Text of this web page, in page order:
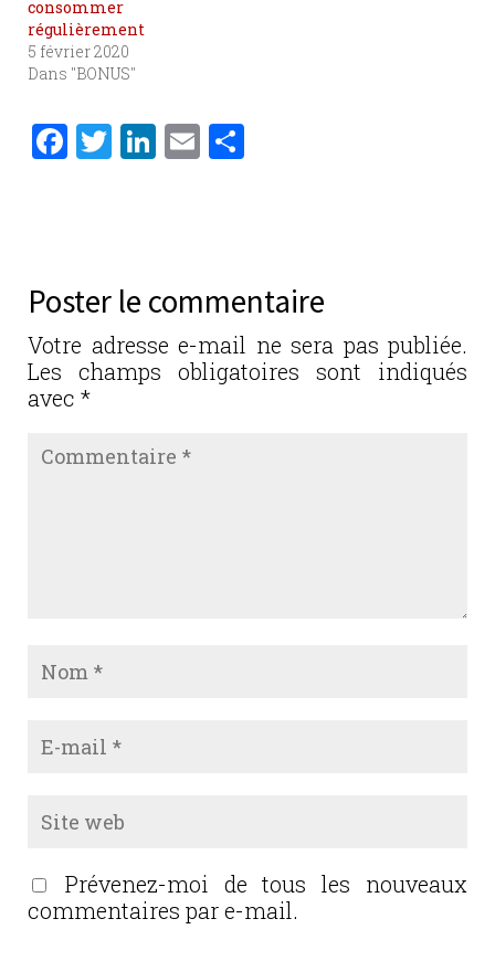
consommer
régulièrement
5 février 2020
Dans "BONUS"
F
b
o
o
k
T
r
Li
n
E
er
Poster le commentaire
Votre adresse e-mail ne sera pas publiée.
Les champs obligatoires sont indiqués
avec *
Prévenez-moi de tous les nouveaux
commentaires par e-mail.